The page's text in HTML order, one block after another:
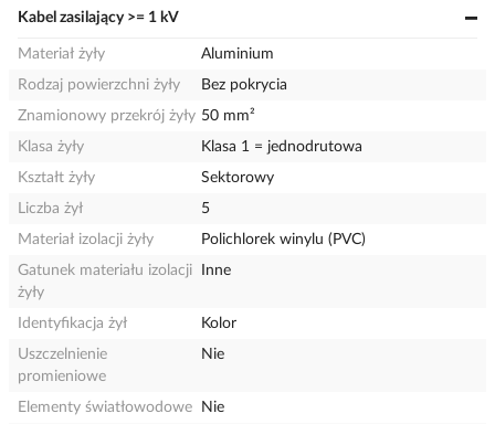
Kabel zasilający >= 1 kV
Materiał żyły
Aluminium
Rodzaj powierzchni żyły
Bez pokrycia
Znamionowy przekrój żyły 50 mm²
Klasa żyły
Klasa 1 = jednodrutowa
Kształt żyły
Sektorowy
Liczba żył
5
Materiał izolacji żyły
Polichlorek winylu (PVC)
Gatunek materiału izolacji
żyły
Inne
Identyfikacja żył
Kolor
Uszczelnienie
promieniowe
Nie
Elementy światłowodowe
Nie